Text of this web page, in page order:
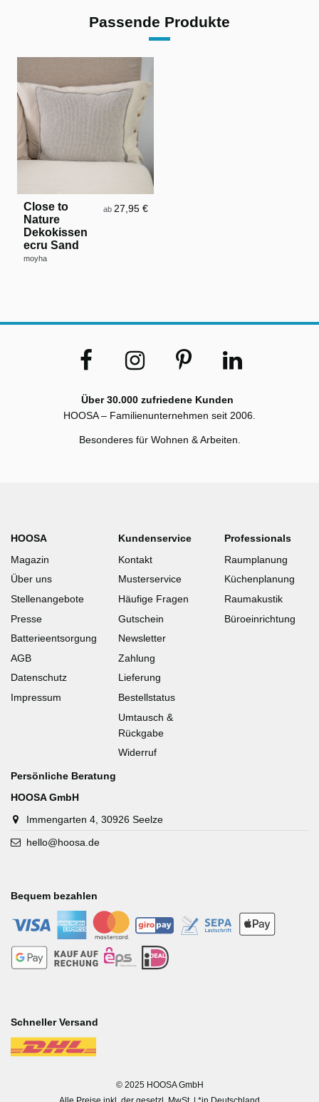
Passende Produkte
Close to
Nature
Dekokissen
ecru Sand
moyha
ab 27,95 €
Über 30.000 zufriedene Kunden
HOOSA – Familienunternehmen seit 2006.
Besonderes für Wohnen & Arbeiten.
HOOSA
Magazin
Über uns
Stellenangebote
Presse
Batterieentsorgung
AGB
Datenschutz
Impressum
Kundenservice
Kontakt
Musterservice
Häufige Fragen
Gutschein
Newsletter
Zahlung
Lieferung
Bestellstatus
Umtausch &
Rückgabe
Widerruf
Professionals
Raumplanung
Küchenplanung
Raumakustik
Büroeinrichtung
Persönliche Beratung
HOOSA GmbH
Immengarten 4, 30926 Seelze
hello@hoosa.de
Bequem bezahlen
-
- - - -
- - - -
Schneller Versand
© 2025 HOOSA GmbH